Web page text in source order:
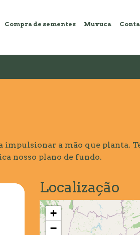
Compra de sementes Muvuca
a mão que planta.
nosso plano de fundo.
Localização
+
−